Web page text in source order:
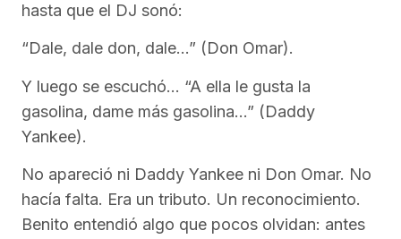
hasta que el DJ sonó:
“Dale, dale don, dale…” (Don Omar).
Y luego se escuchó… “A ella le gusta la
gasolina, dame más gasolina…” (Daddy
Yankee).
No apareció ni Daddy Yankee ni Don Omar. No
hacía falta. Era un tributo. Un reconocimiento.
Benito entendió algo que pocos olvidan: antes